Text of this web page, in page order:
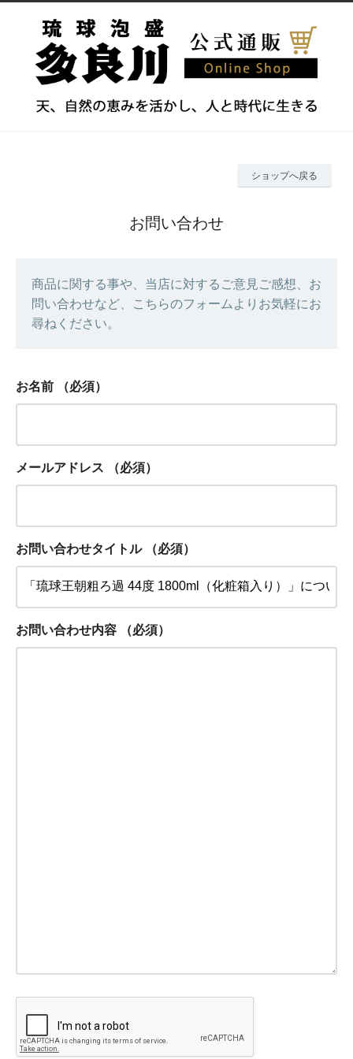
ショップへ戻る
お問い合わせ
商品に関する事や、当店に対するご意見ご感想、お
問い合わせなど、こちらのフォームよりお気軽にお
尋ねください。
お名前 （必須）
メールアドレス （必須）
お問い合わせタイトル （必須）
お問い合わせ内容 （必須）